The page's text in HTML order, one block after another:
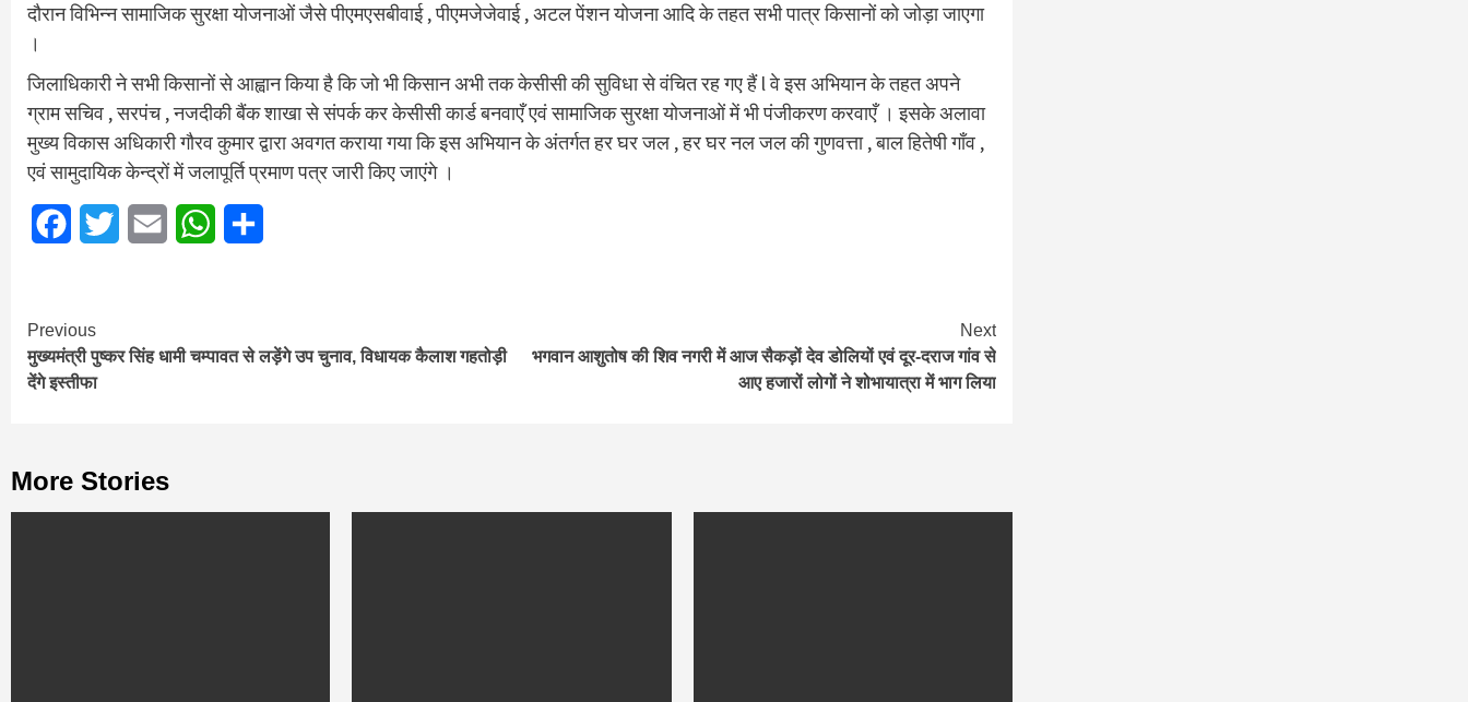
दौरान विभिन्न सामाजिक सुरक्षा योजनाओं जैसे पीएमएसबीवाई , पीएमजेजेवाई , अटल पेंशन योजना आदि के तहत सभी पात्र किसानों को जोड़ा जाएगा
।
जिलाधिकारी ने सभी किसानों से आह्वान किया है कि जो भी किसान अभी तक केसीसी की सुविधा से वंचित रह गए हैं l वे इस अभियान के तहत अपने
ग्राम सचिव , सरपंच , नजदीकी बैंक शाखा से संपर्क कर केसीसी कार्ड बनवाएँ एवं सामाजिक सुरक्षा योजनाओं में भी पंजीकरण करवाएँ । इसके अलावा
मुख्य विकास अधिकारी गौरव कुमार द्वारा अवगत कराया गया कि इस अभियान के अंतर्गत हर घर जल , हर घर नल जल की गुणवत्ता , बाल हितेषी गाँव ,
एवं सामुदायिक केन्द्रों में जलापूर्ति प्रमाण पत्र जारी किए जाएंगे ।
FacebookTwitter Email WhatsApp
Continue
Reading
Previous
मुख्यमंत्री पुष्कर सिंह धामी चम्पावत से लड़ेंगे उप चुनाव, विधायक कैलाश गहतोड़ी
देंगे इस्तीफा
Next
भगवान आशुतोष की शिव नगरी में आज सैकड़ों देव डोलियों एवं दूर-दराज गांव से
आए हजारों लोगों ने शोभायात्रा में भाग लिया
More Stories